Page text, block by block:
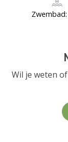
Wil je weten